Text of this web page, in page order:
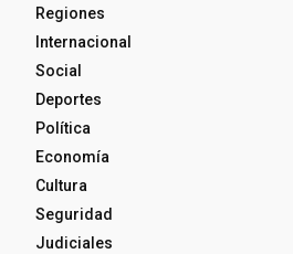
Regiones
Internacional
Social
Deportes
Política
Economía
Cultura
Seguridad
Judiciales